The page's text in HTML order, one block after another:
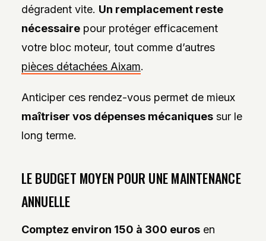
dégradent vite. Un remplacement reste
nécessairepour protéger efficacement
votre bloc moteur, tout comme d’autres
pièces détachées Aixam.
Anticiper ces rendez-vous permet de mieux
maîtriser vos dépenses mécaniquessur le
long terme.
LE BUDGET MOYEN POUR UNE MAINTENANCE
ANNUELLE
Comptez environ 150 à 300 eurosen